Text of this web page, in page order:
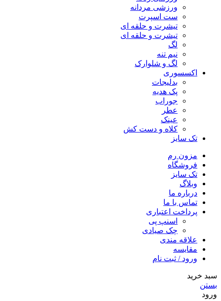
ورزشی مردانه
ست اسپرت
تیشرت و حلقه ای
تیشرت و حلقه ای
لگ
نیم تنه
لگ و شلوارک
اکسسوری
بدلیجات
پک هدیه
جوراب
عطر
عینک
کلاه و دست کش
تک سایز
مزون رم
فروشگاه
تک سایز
وبلاگ
درباره ما
تماس با ما
پرداخت اعتباری
اسنپ پی
چک صیادی
علاقه مندی
مقايسه
ورود / ثبت نام
سبد خرید
بستن
ورود